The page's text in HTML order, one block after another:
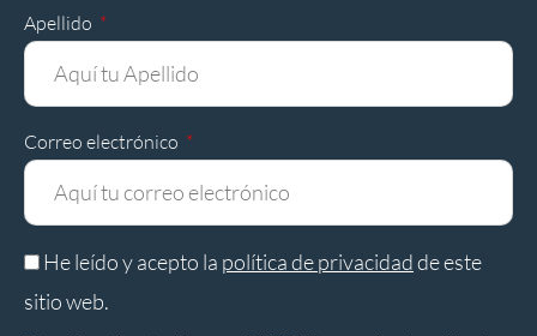
Apellido
Correo electrónico
He leído y acepto la política de privacidadde este
sitio web.